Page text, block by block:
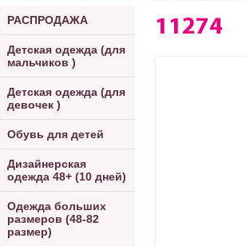
РАСПРОДАЖА
Детская одежда (для
мальчиков )
Детская одежда (для
девочек )
Обувь для детей
Дизайнерская
одежда 48+ (10 дней)
Одежда больших
размеров (48-82
размер)
11274